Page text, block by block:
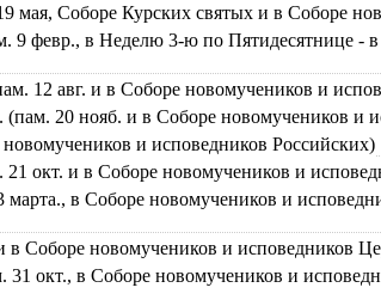
Соборе Курских святых и в Соборе
9 февр., в Неделю 3-ю по Пятидесятнице -
12 авг. и в Соборе новомучеников и
20 нояб. и в Соборе новомучеников и
и исповедников Российских)
окт. и в Соборе новомучеников и
в Соборе новомучеников и
Соборе новомучеников и исповедников
окт., в Соборе новомучеников и